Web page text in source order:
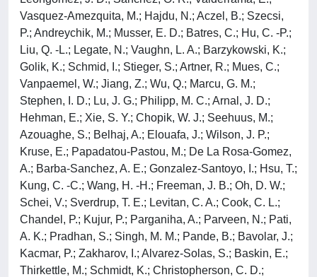
Vasquez-Amezquita, M.; Hajdu, N.; Aczel, B.; Szecsi,
P.; Andreychik, M.; Musser, E. D.; Batres, C.; Hu, C. -P.;
Liu, Q. -L.; Legate, N.; Vaughn, L. A.; Barzykowski, K.;
Golik, K.; Schmid, I.; Stieger, S.; Artner, R.; Mues, C.;
Vanpaemel, W.; Jiang, Z.; Wu, Q.; Marcu, G. M.;
Stephen, I. D.; Lu, J. G.; Philipp, M. C.; Arnal, J. D.;
Hehman, E.; Xie, S. Y.; Chopik, W. J.; Seehuus, M.;
Azouaghe, S.; Belhaj, A.; Elouafa, J.; Wilson, J. P.;
Kruse, E.; Papadatou-Pastou, M.; De La Rosa-Gomez,
A.; Barba-Sanchez, A. E.; Gonzalez-Santoyo, I.; Hsu, T.;
Kung, C. -C.; Wang, H. -H.; Freeman, J. B.; Oh, D. W.;
Schei, V.; Sverdrup, T. E.; Levitan, C. A.; Cook, C. L.;
Chandel, P.; Kujur, P.; Parganiha, A.; Parveen, N.; Pati,
A. K.; Pradhan, S.; Singh, M. M.; Pande, B.; Bavolar, J.;
Kacmar, P.; Zakharov, I.; Alvarez-Solas, S.; Baskin, E.;
Thirkettle, M.; Schmidt, K.; Christopherson, C. D.;